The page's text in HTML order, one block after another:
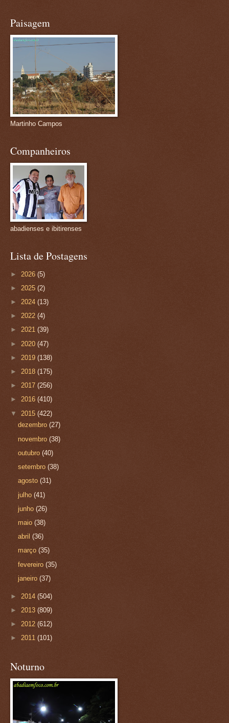
Paisagem
Martinho Campos
Companheiros
abadienses e ibitirenses
Lista de Postagens
► 2026 (5)
► 2025 (2)
► 2024 (13)
► 2022 (4)
► 2021 (39)
► 2020 (47)
► 2019 (138)
► 2018 (175)
► 2017 (256)
► 2016 (410)
▼ 2015 (422)
dezembro(27)
novembro(38)
outubro(40)
setembro(38)
agosto(31)
julho(41)
junho(26)
maio(38)
abril(36)
março(35)
fevereiro(35)
janeiro(37)
► 2014 (504)
► 2013 (809)
► 2012 (612)
► 2011 (101)
Noturno